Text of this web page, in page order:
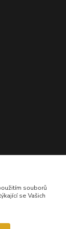
souborů
se Vašich